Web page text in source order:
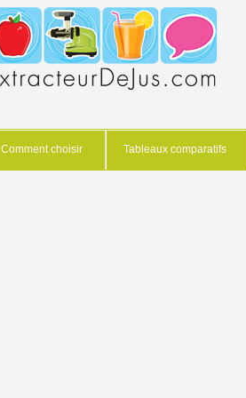
Comment choisir Tableaux comparatifs